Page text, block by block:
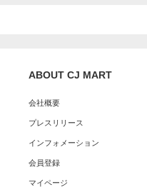
ABOUT CJ MART
会社概要
プレスリリース
インフォメーション
会員登録
マイページ